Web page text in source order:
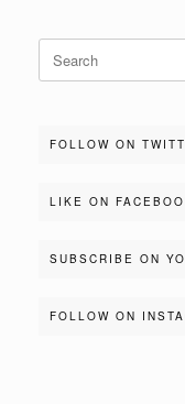
Search
for:
FOLLOW ON
LIKE ON
SUBSCRIBE ON
FOLLOW ON